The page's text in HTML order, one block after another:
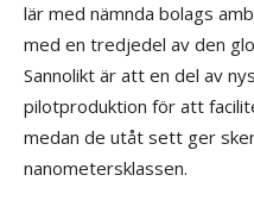
lär med nämnda bolags
med en tredjedel av den
Sannolikt är att en del av
pilotproduktion för att
medan de utåt sett ger
nanometersklassen.